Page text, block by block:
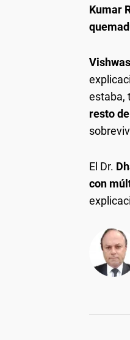
Kumar
estaba,
resto
El Dr.
con